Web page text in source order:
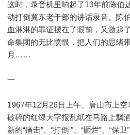
这时，录音机里响起了13年前陈伯
动打倒冀东老干部的讲话录音。陈
血淋淋的罪证摆在了眼前，又激起
命集团的无比愤恨，把人们的思绪
月……
一
1967年12月26日上午。唐山市上空
破碎的红绿大字报乱纸在马路上飘
新的“痛击”、“打倒 ”、“砸烂”、“保